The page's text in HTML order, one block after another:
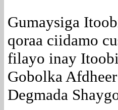
Gumaysiga
qoraa ciidamo
filayo inay
Gobolka
Degmada